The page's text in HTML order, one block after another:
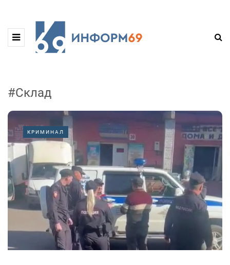
#Склад
КРИМИНАЛ